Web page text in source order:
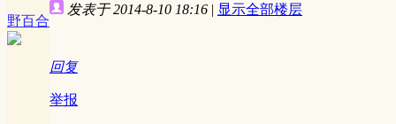
野百合
发表于 2014-8-10 18:16 | 显示全部楼层
回复
举报